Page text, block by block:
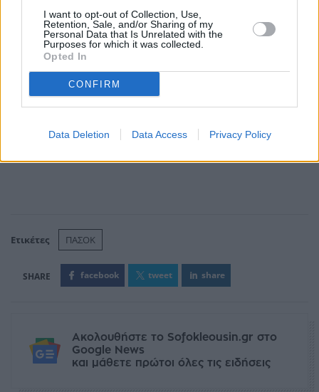
I want to opt-out of Collection, Use,
Retention, Sale, and/or Sharing of my
Personal Data that Is Unrelated with the
Purposes for which it was collected.
Opted In
CONFIRM
Data Deletion Data Access Privacy Policy
Ετικέτες ΠΑΣΟΚ
facebook tweet share
Ακολουθήστε το Sofokleousin.gr στο
Google News
και μάθετε πρώτοι όλες τις ειδήσεις